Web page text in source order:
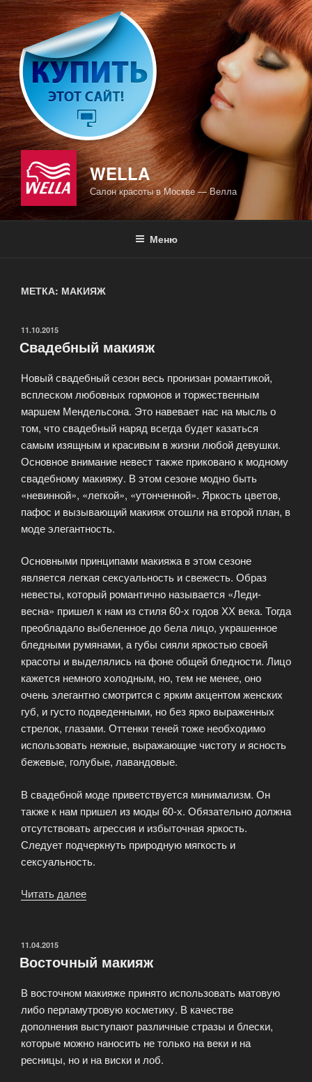
Перейти
к
содержимому
WELLA
Салон красоты в Москве — Велла
Меню
МЕТКА: МАКИЯЖ
ОПУБЛИКОВАНО
11.10.2015
Свадебный макияж
Новый свадебный сезон весь пронизан романтикой,
всплеском любовных гормонов и торжественным
маршем Мендельсона. Это навевает нас на мысль о
том, что свадебный наряд всегда будет казаться
самым изящным и красивым в жизни любой девушки.
Основное внимание невест также приковано к модному
свадебному макияжу. В этом сезоне модно быть
«невинной», «легкой», «утонченной». Яркость цветов,
пафос и вызывающий макияж отошли на второй план, в
моде элегантность.
Основными принципами макияжа в этом сезоне
является легкая сексуальность и свежесть. Образ
невесты, который романтично называется «Леди-
весна» пришел к нам из стиля 60-х годов ХХ века. Тогда
преобладало выбеленное до бела лицо, украшенное
бледными румянами, а губы сияли яркостью своей
красоты и выделялись на фоне общей бледности. Лицо
кажется немного холодным, но, тем не менее, оно
очень элегантно смотрится с ярким акцентом женских
губ, и густо подведенными, но без ярко выраженных
стрелок, глазами. Оттенки теней тоже необходимо
использовать нежные, выражающие чистоту и ясность
бежевые, голубые, лавандовые.
В свадебной моде приветствуется минимализм. Он
также к нам пришел из моды 60-х. Обязательно должна
отсутствовать агрессия и избыточная яркость.
Следует подчеркнуть природную мягкость и
сексуальность.
Читать далее
ОПУБЛИКОВАНО
11.04.2015
Восточный макияж
В восточном макияже принято использовать матовую
либо перламутровую косметику. В качестве
дополнения выступают различные стразы и блески,
которые можно наносить не только на веки и на
ресницы, но и на виски и лоб.